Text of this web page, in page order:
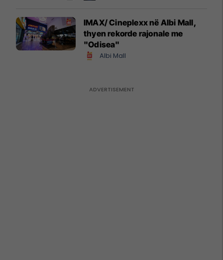
IMAX/ Cineplexx në Albi Mall,
thyen rekorde rajonale me
"Odisea"
Albi Mall